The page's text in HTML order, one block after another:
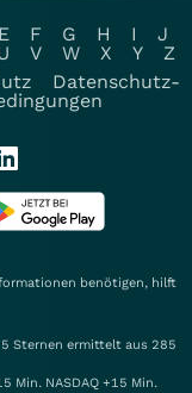
E F G H I
J
V W X Y
Z
Datenschutz-
benötigen, hilft
Sternen ermittelt aus 285
Min. NASDAQ +15 Min.